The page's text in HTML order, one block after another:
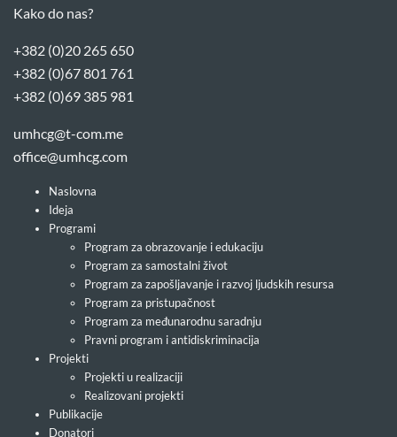
Kako do nas?
+382 (0)20 265 650
+382 (0)67 801 761
+382 (0)69 385 981
umhcg@t-com.me
office@umhcg.com
Naslovna
Ideja
Programi
Program za obrazovanje i edukaciju
Program za samostalni život
Program za zapošljavanje i razvoj ljudskih resursa
Program za pristupačnost
Program za međunarodnu saradnju
Pravni program i antidiskriminacija
Projekti
Projekti u realizaciji
Realizovani projekti
Publikacije
Donatori